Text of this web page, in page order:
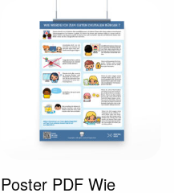
Poster PDF Wie